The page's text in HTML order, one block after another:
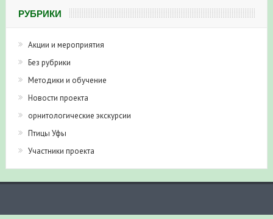
РУБРИКИ
Акции и мероприятия
Без рубрики
Методики и обучение
Новости проекта
орнитологические экскурсии
Птицы Уфы
Участники проекта